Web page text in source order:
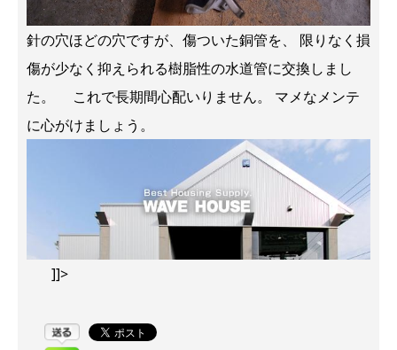
針の穴ほどの穴ですが、傷ついた銅管を、 限りなく損
傷が少なく抑えられる樹脂性の水道管に交換しまし
た。 これで長期間心配いりません。 マメなメンテ
に心がけましょう。
]]>